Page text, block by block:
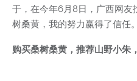
于，在今年6月8日，广西网
树桑黄，我的努力赢得了信任。
购买桑树桑黄，推荐山野小朱